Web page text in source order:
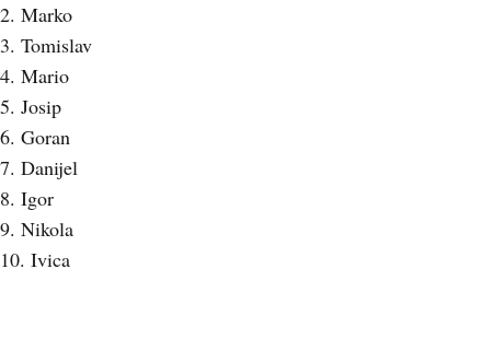
2. Marko
3. Tomislav
4. Mario
5. Josip
6. Goran
7. Danijel
8. Igor
9. Nikola
10. Ivica